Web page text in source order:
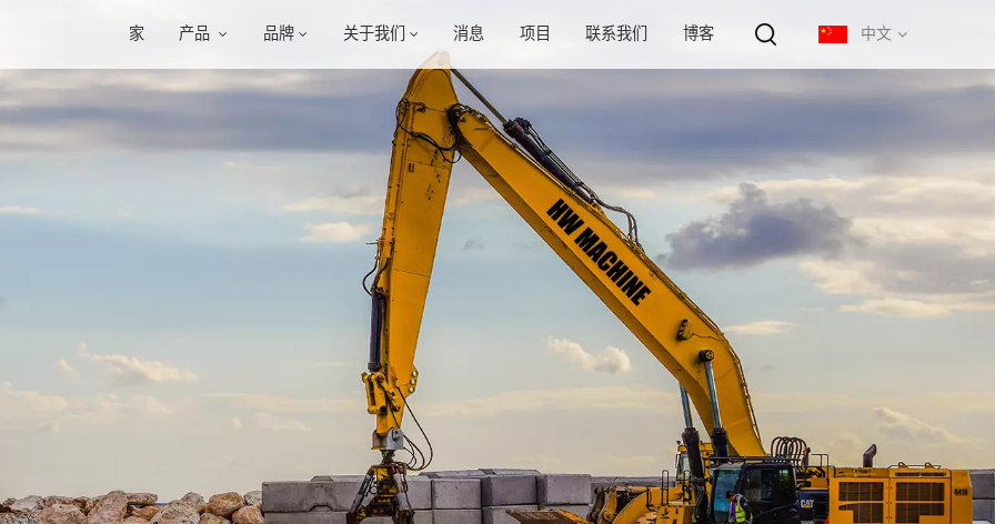
家 产品 品牌 关于我们 消息 项目 联系我们 博客 中文
français
русский
español
português